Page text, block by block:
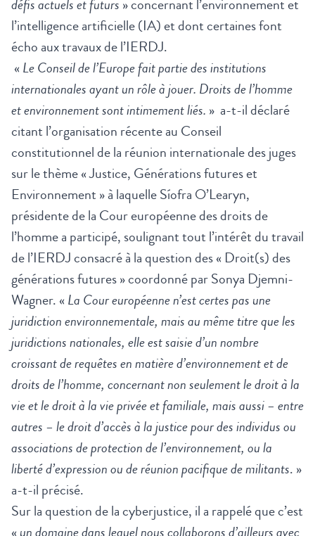
défis actuels et futurs » concernant l’environnement et
l’intelligence artificielle (IA) et dont certaines font
écho aux travaux de l’IERDJ.
« Le Conseil de l’Europe fait partie des institutions
internationales ayant un rôle à jouer. Droits de l’homme
et environnement sont intimement liés. » a-t-il déclaré
citant l’organisation récente au Conseil
constitutionnel de la réunion internationale des juges
sur le thème « Justice, Générations futures et
Environnement » à laquelle Síofra O’Learyn,
présidente de la Cour européenne des droits de
l’homme a participé, soulignant tout l’intérêt du travail
de l’IERDJ consacré à la question des « Droit(s) des
générations futures » coordonné par Sonya Djemni-
Wagner. « La Cour européenne n’est certes pas une
juridiction environnementale, mais au même titre que les
juridictions nationales, elle est saisie d’un nombre
croissant de requêtes en matière d’environnement et de
droits de l’homme, concernant non seulement le droit à la
vie et le droit à la vie privée et familiale, mais aussi – entre
autres – le droit d’accès à la justice pour des individus ou
associations de protection de l’environnement, ou la
liberté d’expression ou de réunion pacifique de militants. »
a-t-il précisé.
Sur la question de la cyberjustice, il a rappelé que c’est